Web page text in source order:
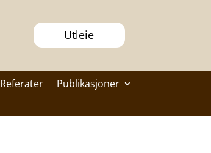
Utleie
Referater
Publikasjoner